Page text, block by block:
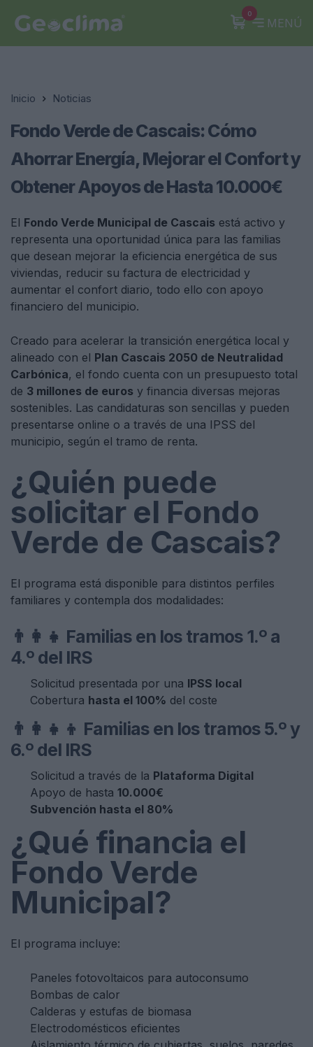
0
MENÚ
Inicio Noticias
Fondo Verde de Cascais: Cómo
Ahorrar Energía, Mejorar el Confort y
Obtener Apoyos de Hasta 10.000€
El Fondo Verde Municipal de Cascais está activo y
representa una oportunidad única para las familias
que desean mejorar la eficiencia energética de sus
viviendas, reducir su factura de electricidad y
aumentar el confort diario, todo ello con apoyo
financiero del municipio.
Creado para acelerar la transición energética local y
alineado con el Plan Cascais 2050 de Neutralidad
Carbónica, el fondo cuenta con un presupuesto total
de 3 millones de euros y financia diversas mejoras
sostenibles. Las candidaturas son sencillas y pueden
presentarse online o a través de una IPSS del
municipio, según el tramo de renta.
¿Quién puede
solicitar el Fondo
Verde de Cascais?
El programa está disponible para distintos perfiles
familiares y contempla dos modalidades:
👨‍👩‍👧 Familias en los tramos 1.º a
4.º del IRS
Solicitud presentada por una IPSS local
Cobertura hasta el 100% del coste
👨‍👩‍👧‍👦 Familias en los tramos 5.º y
6.º del IRS
Solicitud a través de la Plataforma Digital
Apoyo de hasta 10.000€
Subvención hasta el 80%
¿Qué financia el
Fondo Verde
Municipal?
El programa incluye:
Paneles fotovoltaicos para autoconsumo
Bombas de calor
Calderas y estufas de biomasa
Electrodomésticos eficientes